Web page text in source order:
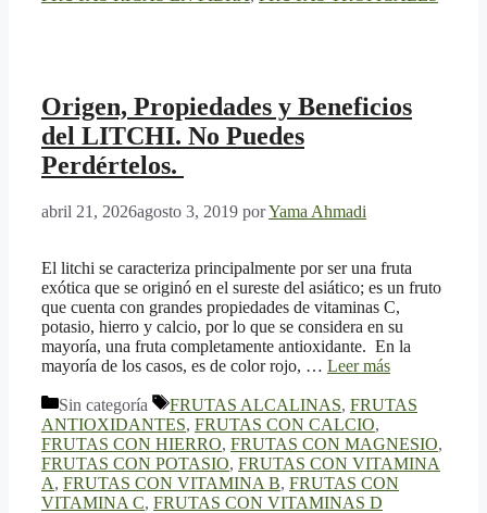
Origen, Propiedades y Beneficios
del LITCHI. No Puedes
Perdértelos.
abril 21, 2026agosto 3, 2019 porYama Ahmadi
El litchi se caracteriza principalmente por ser una fruta
exótica que se originó en el sureste del asiático; es un fruto
que cuenta con grandes propiedades de vitaminas C,
potasio, hierro y calcio, por lo que se considera en su
mayoría, una fruta completamente antioxidante. En la
mayoría de los casos, es de color rojo, … Leer más
Categorías
Sin categoría Etiquetas
FRUTAS ALCALINAS, FRUTAS
ANTIOXIDANTES, FRUTAS CON CALCIO,
FRUTAS CON HIERRO, FRUTAS CON MAGNESIO,
FRUTAS CON POTASIO, FRUTAS CON VITAMINA
A, FRUTAS CON VITAMINA B, FRUTAS CON
VITAMINA C, FRUTAS CON VITAMINAS D